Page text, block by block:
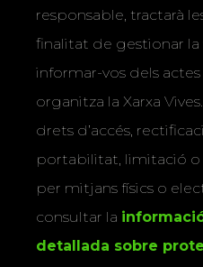
responsable, tractarà
finalitat de gestionar la
informar-vos dels
organitza la Xarxa
drets d’accés,
portabilitat, limitació
per mitjans físics o
consultar la
detallada sobre